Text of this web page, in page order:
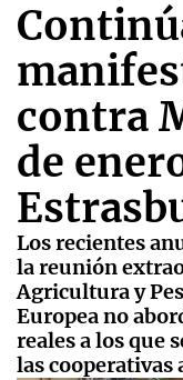
contra
de
Los recientes
la reunión
Agricultura y
Europea no
reales a los que
las cooperativas